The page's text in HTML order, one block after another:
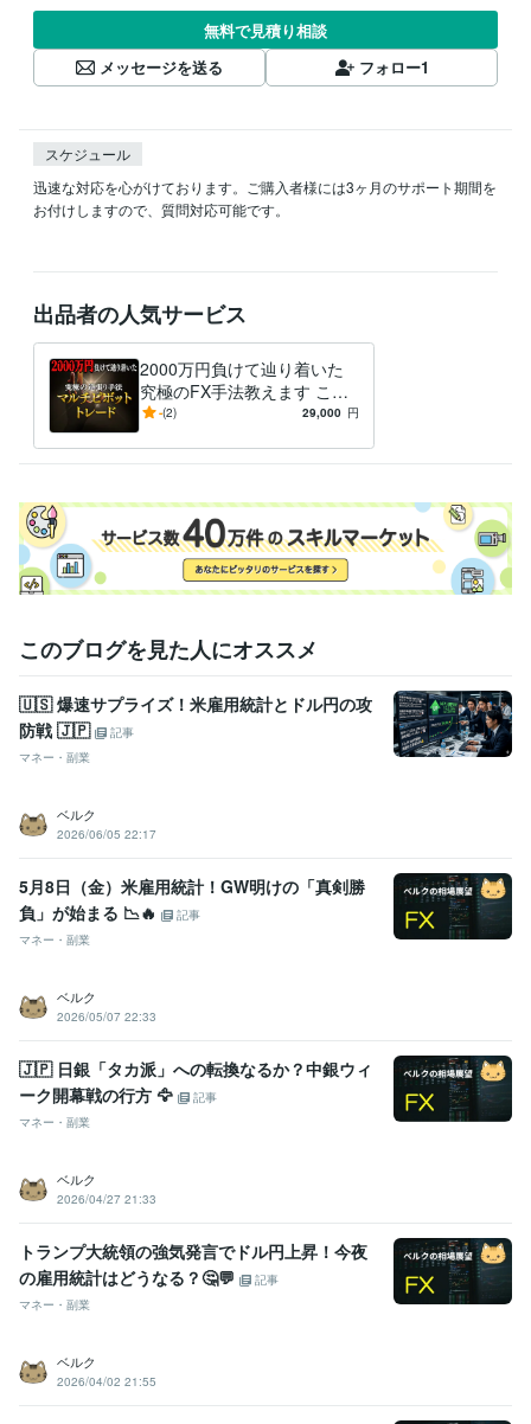
無料で見積り相談
メッセージを送る
フォロー1
スケジュール
迅速な対応を心がけております。ご購入者様には3ヶ月のサポート期間を
お付けしますので、質問対応可能です。
出品者の人気サービス
2000万円負けて辿り着いた
究極のFX手法教えます これ
であなたも専業に！手法、資
解説
-(2) 29,000 円
このブログを見た人にオススメ
​🇺🇸 爆速サプライズ！米雇用統計とドル円の攻
防戦 🇯🇵
記事
マネー・副業
ベルク
2026/06/05 22:17
5月8日（金）米雇用統計！GW明けの「真剣勝
負」が始まる 📉🔥
記事
マネー・副業
ベルク
2026/05/07 22:33
​🇯🇵 日銀「タカ派」への転換なるか？中銀ウィ
ーク開幕戦の行方 🦅
記事
マネー・副業
ベルク
2026/04/27 21:33
トランプ大統領の強気発言でドル円上昇！今夜
の雇用統計はどうなる？🤔💬
記事
マネー・副業
ベルク
2026/04/02 21:55